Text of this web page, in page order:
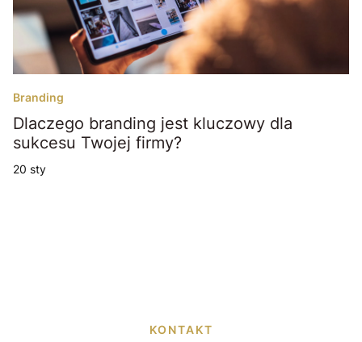
Branding
Dlaczego branding jest kluczowy dla
sukcesu Twojej firmy?
20 sty
KONTAKT